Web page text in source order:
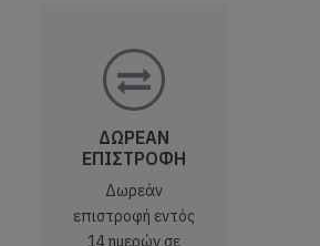
ΔΩΡΕΑΝ
ΕΠΙΣΤΡΟΦΗ
Δωρεάν
επιστροφή εντός